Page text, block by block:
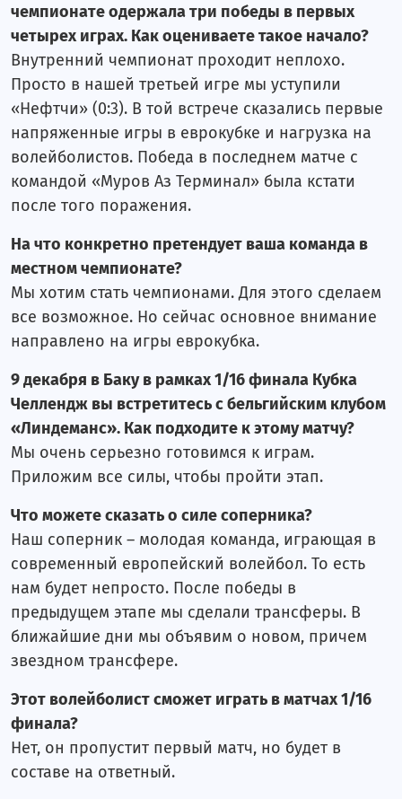
чемпионате одержала три победы в первых
четырех играх. Как оцениваете такое начало?
Внутренний чемпионат проходит неплохо.
Просто в нашей третьей игре мы уступили
«Нефтчи» (0:3). В той встрече сказались первые
напряженные игры в еврокубке и нагрузка на
волейболистов. Победа в последнем матче с
командой «Муров Аз Терминал» была кстати
после того поражения.
На что конкретно претендует ваша команда в
местном чемпионате?
Мы хотим стать чемпионами. Для этого сделаем
все возможное. Но сейчас основное внимание
направлено на игры еврокубка.
9 декабря в Баку в рамках 1/16 финала Кубка
Челлендж вы встретитесь с бельгийским клубом
«Линдеманс». Как подходите к этому матчу?
Мы очень серьезно готовимся к играм.
Приложим все силы, чтобы пройти этап.
Что можете сказать о силе соперника?
Наш соперник – молодая команда, играющая в
современный европейский волейбол. То есть
нам будет непросто. После победы в
предыдущем этапе мы сделали трансферы. В
ближайшие дни мы объявим о новом, причем
звездном трансфере.
Этот волейболист сможет играть в матчах 1/16
финала?
Нет, он пропустит первый матч, но будет в
составе на ответный.